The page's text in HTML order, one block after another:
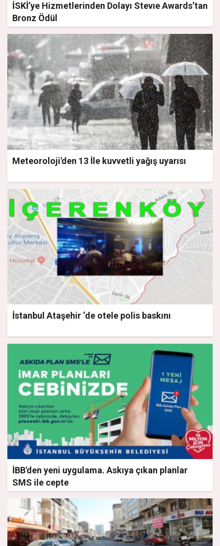
İSKİ’ye Hizmetlerinden Dolayı Stevıe Awards’tan
Bronz Ödül
Meteoroloji'den 13 İle kuvvetli yağış uyarısı
İstanbul Ataşehir ‘de otele polis baskını
İBB'den yeni uygulama. Askıya çıkan planlar
SMS ile cepte